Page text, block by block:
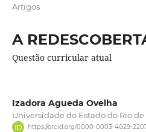
Artigos
A
Questão curricular atual
Izadora Agueda Ovelha
Universidade do Estado do Rio de
https://orcid.org/0000-0003-4029-